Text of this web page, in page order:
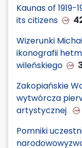
Kaunas of
its citizens
Wizerunki
ikonografii
wileńskiego
Zakopiańskie
wytwórcza
artystycznej
Pomniki